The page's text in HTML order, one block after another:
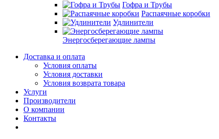
Гофра и Трубы
Распаячные коробки
Удлинители
Энергосберегающие лампы
Доставка и оплата
Условия оплаты
Условия доставки
Условия возврата товара
Услуги
Производители
О компании
Контакты